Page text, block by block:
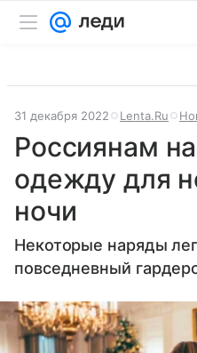
31 декабря 2022 Lenta.Ru
Россиянам
одежду для
ночи
Некоторые наряды
повседневный